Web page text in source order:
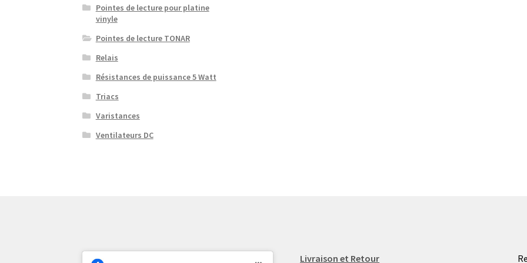
Pointes de lecture pour platine
vinyle
Pointes de lecture TONAR
Relais
Résistances de puissance 5 Watt
Triacs
Varistances
Ventilateurs DC
Livraison et Retour